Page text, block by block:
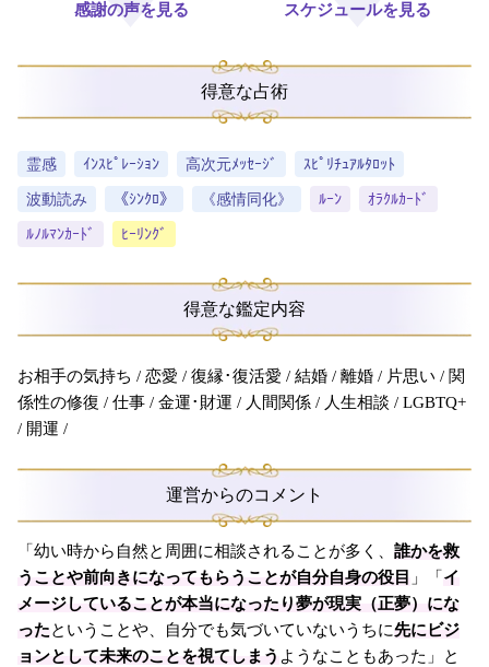
感謝の声を見る スケジュールを見る
得意な占術
霊感 ｲﾝｽﾋﾟﾚｰｼｮﾝ 高次元ﾒｯｾｰｼﾞ
ｽﾋﾟﾘﾁｭｱﾙﾀﾛｯﾄ
波動読み
《ｼﾝｸﾛ》 《感情同化》 ﾙｰﾝ
ｵﾗｸﾙｶｰﾄﾞ
ﾙﾉﾙﾏﾝｶｰﾄﾞ
ﾋｰﾘﾝｸﾞ
得意な鑑定内容
お相手の気持ち / 恋愛 / 復縁･復活愛 / 結婚 / 離婚 / 片思い / 関
係性の修復 / 仕事 / 金運･財運 / 人間関係 / 人生相談 / LGBTQ+
/ 開運 /
運営からのコメント
「幼い時から自然と周囲に相談されることが多く、 誰かを救
うことや前向きになってもらうことが自分自身の役目 」「 イ
メージしていることが本当になったり夢が現実（正夢）にな
ったということや、自分でも気づいていないうちに先にビジ
ョンとして未来のことを視てしまう ようなこともあった」と